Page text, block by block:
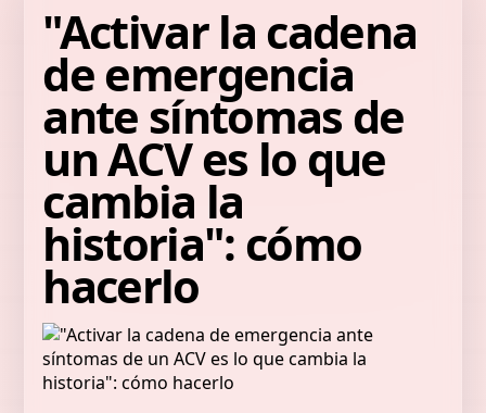
"Activar la cadena
de emergencia
ante síntomas de
un ACV es lo que
cambia la
historia": cómo
hacerlo